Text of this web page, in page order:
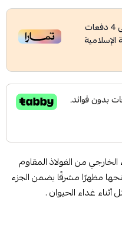
4دفعات
من الفولاذ المقاوم
مظهرًا مشرقًا يضمن الجزء
أثناء غداء الحيوان .